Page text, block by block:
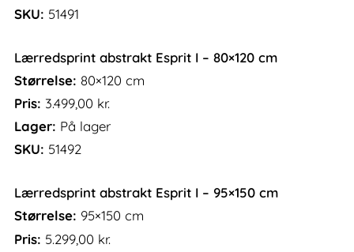
SKU: 51491
Lærredsprint abstrakt Esprit I – 80×120 cm
Størrelse: 80×120 cm
Pris: 3.499,00 kr.
Lager: På lager
SKU: 51492
Lærredsprint abstrakt Esprit I – 95×150 cm
Størrelse: 95×150 cm
Pris: 5.299,00 kr.